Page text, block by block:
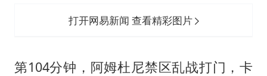
打开网易新闻 查看精彩图片
第104分钟，阿姆杜尼禁区乱战打门，卡